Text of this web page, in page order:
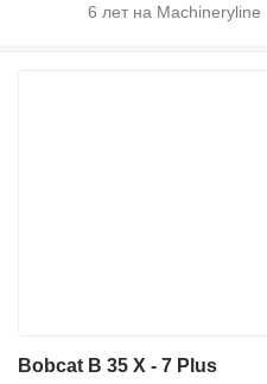
6 лет на Machineryline
Bobcat B 35 X - 7 Plus